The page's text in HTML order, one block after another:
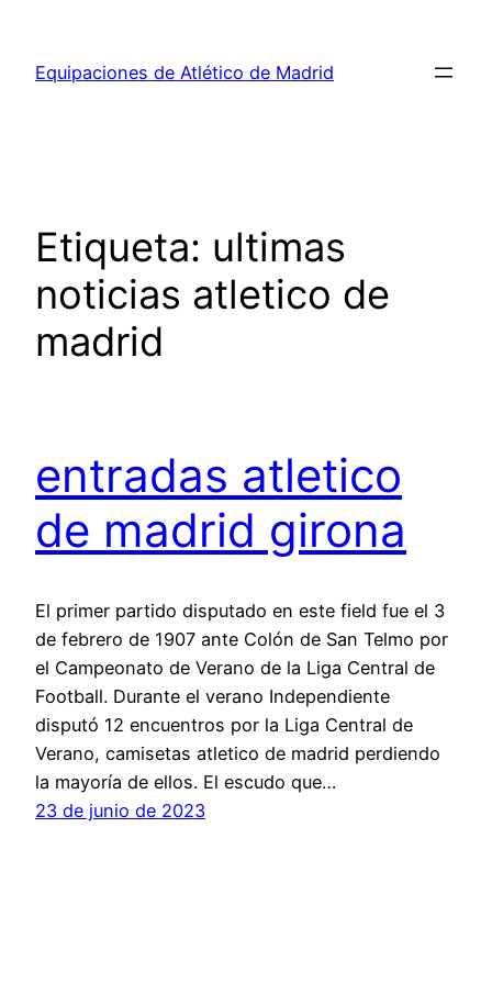
contenido
Equipaciones de Atlético de Madrid
Etiqueta: ultimas
noticias atletico de
madrid
entradas atletico
de madrid girona
El primer partido disputado en este field fue el 3
de febrero de 1907 ante Colón de San Telmo por
el Campeonato de Verano de la Liga Central de
Football. Durante el verano Independiente
disputó 12 encuentros por la Liga Central de
Verano, camisetas atletico de madrid perdiendo
la mayoría de ellos. El escudo que…
23 de junio de 2023